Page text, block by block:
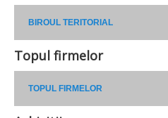
BIROUL TERITORIAL
Topul firmelor
TOPUL FIRMELOR